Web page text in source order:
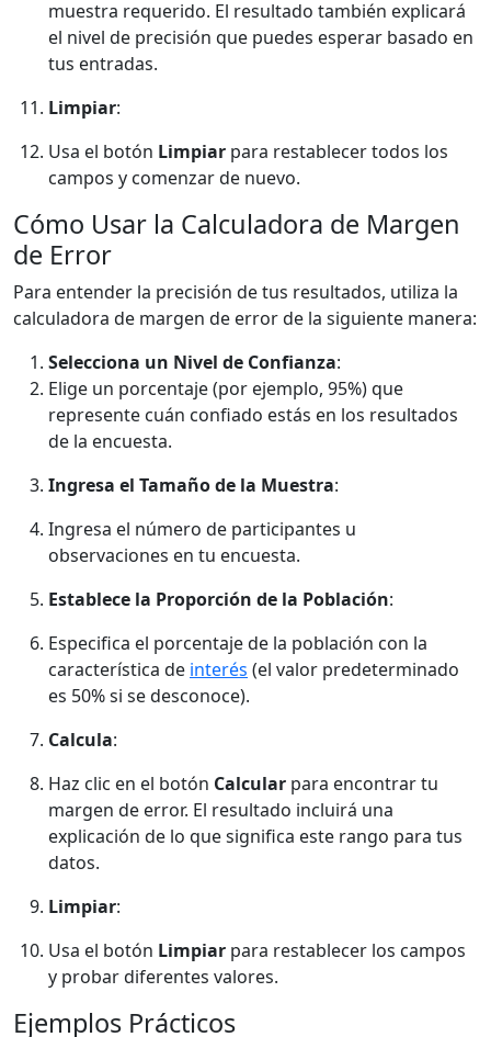
muestra requerido. El resultado también explicará
el nivel de precisión que puedes esperar basado en
tus entradas.
Limpiar:
Usa el botón Limpiar para restablecer todos los
campos y comenzar de nuevo.
Cómo Usar la Calculadora de Margen
de Error
Para entender la precisión de tus resultados, utiliza la
calculadora de margen de error de la siguiente manera:
Selecciona un Nivel de Confianza:
Elige un porcentaje (por ejemplo, 95%) que
represente cuán confiado estás en los resultados
de la encuesta.
Ingresa el Tamaño de la Muestra:
Ingresa el número de participantes u
observaciones en tu encuesta.
Establece la Proporción de la Población:
Especifica el porcentaje de la población con la
característica de interés (el valor predeterminado
es 50% si se desconoce).
Calcula:
Haz clic en el botón Calcular para encontrar tu
margen de error. El resultado incluirá una
explicación de lo que significa este rango para tus
datos.
Limpiar:
Usa el botón Limpiar para restablecer los campos
y probar diferentes valores.
Ejemplos Prácticos